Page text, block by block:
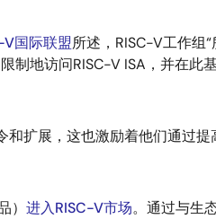
V国际联盟所述，RISC-V工作组
地访问RISC-V ISA，并在此
扩展，这也激励着他们通过
进入RISC-V市场。通过与生